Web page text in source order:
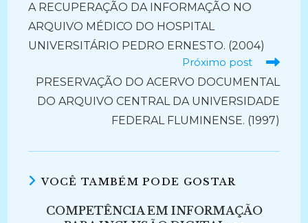
artigos
A RECUPERAÇÃO DA INFORMAÇÃO NO
ARQUIVO MÉDICO DO HOSPITAL
UNIVERSITÁRIO PEDRO ERNESTO. (2004)
Próximo post
PRESERVAÇÃO DO ACERVO DOCUMENTAL
DO ARQUIVO CENTRAL DA UNIVERSIDADE
FEDERAL FLUMINENSE. (1997)
VOCÊ TAMBÉM PODE GOSTAR
COMPETÊNCIA EM INFORMAÇÃO